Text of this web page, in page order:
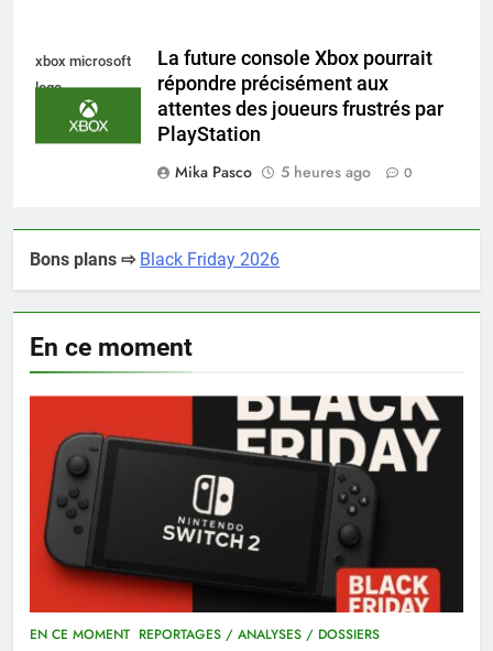
xbox microsoft
logo
La future console Xbox pourrait
répondre précisément aux
attentes des joueurs frustrés par
PlayStation
Mika Pasco
5 heures ago 0
Bons plans ⇨ Black Friday 2026
En ce moment
EN CE MOMENT REPORTAGES / ANALYSES / DOSSIERS